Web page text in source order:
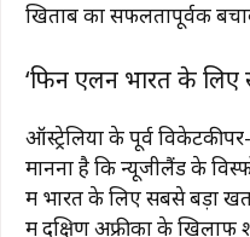
खिताब का सफलतापूर्वक
‘फिन एलन भारत के लिए
ऑस्ट्रेलिया के पूर्व
मानना है कि न्यूजीलैंड के
में भारत के लिए सबसे बड़ा
में दक्षिण अफ्रीका के